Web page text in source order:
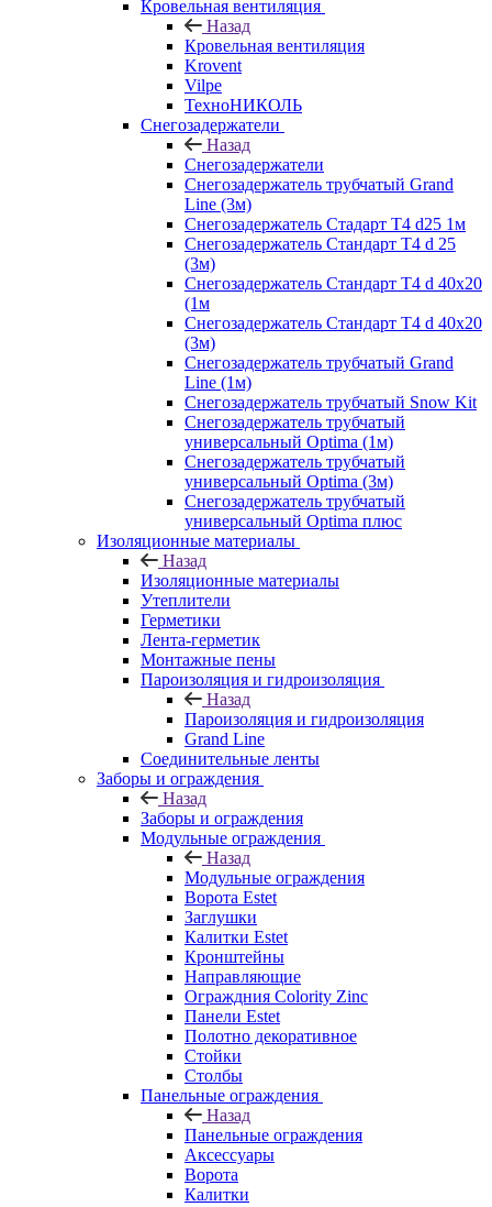
Кровельная вентиляция
Назад
Кровельная вентиляция
Krovent
Vilpe
ТехноНИКОЛЬ
Снегозадержатели
Назад
Снегозадержатели
Снегозадержатель трубчатый Grand
Line (3м)
Снегозадержатель Стадарт Т4 d25 1м
Снегозадержатель Стандарт Т4 d 25
(3м)
Снегозадержатель Стандарт Т4 d 40х20
(1м
Снегозадержатель Стандарт Т4 d 40х20
(3м)
Снегозадержатель трубчатый Grand
Line (1м)
Снегозадержатель трубчатый Snow Kit
Снегозадержатель трубчатый
универсальный Optima (1м)
Снегозадержатель трубчатый
универсальный Optima (3м)
Снегозадержатель трубчатый
универсальный Optima плюс
Изоляционные материалы
Назад
Изоляционные материалы
Утеплители
Герметики
Лента-герметик
Монтажные пены
Пароизоляция и гидроизоляция
Назад
Пароизоляция и гидроизоляция
Grand Line
Соединительные ленты
Заборы и ограждения
Назад
Заборы и ограждения
Модульные ограждения
Назад
Модульные ограждения
Ворота Estet
Заглушки
Калитки Estet
Кронштейны
Направляющие
Ограждния Colority Zinc
Панели Estet
Полотно декоративное
Стойки
Столбы
Панельные ограждения
Назад
Панельные ограждения
Аксессуары
Ворота
Калитки